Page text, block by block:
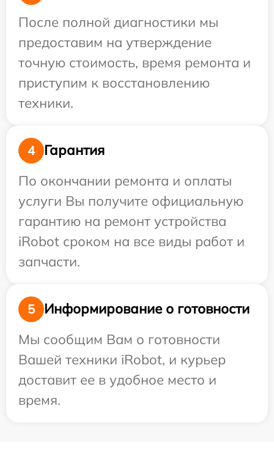
После полной диагностики мы
предоставим на утверждение
точную стоимость, время ремонта и
приступим к восстановлению
техники.
4
Гарантия
По окончании ремонта и оплаты
услуги Вы получите официальную
гарантию на ремонт устройства
iRobot сроком на все виды работ и
запчасти.
5
Информирование о готовности
Мы сообщим Вам о готовности
Вашей техники iRobot, и курьер
доставит ее в удобное место и
время.